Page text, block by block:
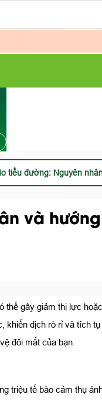
tiểu đường: Nguyên
và
gây giảm thị lực
dịch rò rỉ và tích
đôi mắt của bạn.
triệu tế bào cảm thụ